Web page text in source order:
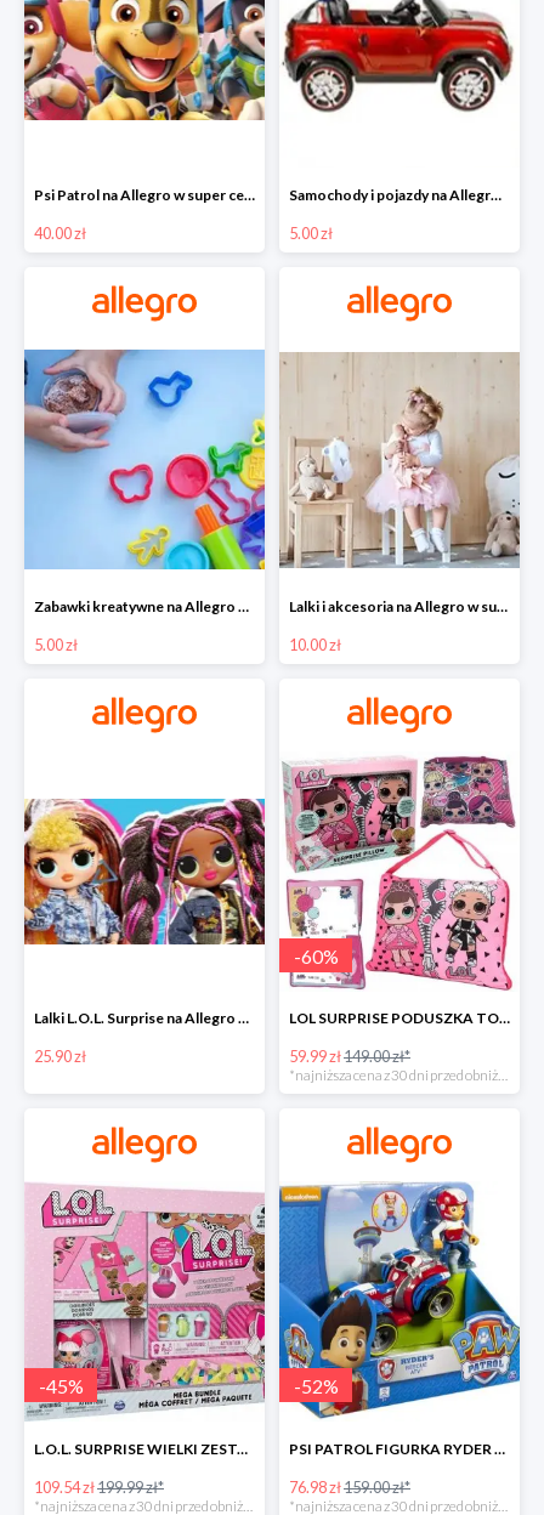
Psi Patrol na Allegro w super cenach od 40 zł
40.00 zł
Samochody i pojazdy na Allegro w super cenach od 5 zł
5.00 zł
Zabawki kreatywne na Allegro w super cenach od 5 zł
5.00 zł
Lalki i akcesoria na Allegro w super cenach od 10 zł
10.00 zł
Lalki L.O.L. Surprise na Allegro w super cenach od 25,90 zł
25.90 zł
-60%
LOL SURPRISE PODUSZKA TOREBKA SEKRETNY SCHOWEK MP3 -59%
59.99 zł149.00 zł*
*najniższa cena z 30 dni przed obniżką
-45%
L.O.L. SURPRISE WIELKI ZESTAW NIESPODZIANKA 4 GRY -45%
109.54 zł199.99 zł*
-52%
PSI PATROL FIGURKA RYDER + QUAD POJAZD RATUNKOWY -51%
76.98 zł159.00 zł*